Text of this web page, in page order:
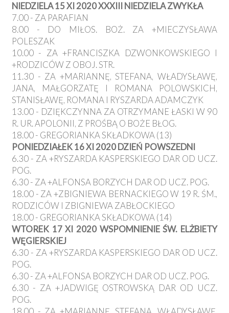
NIEDZIELA 15 XI 2020 XXXIII NIEDZIELA ZWYKŁA
7.00 - ZA PARAFIAN
8.00 - DO MIŁOS. BOŻ. ZA +MIECZYSŁAWA
POLESZAK
10.00 - ZA +FRANCISZKA DZWONKOWSKIEGO I
+RODZICÓW Z OBOJ. STR.
11.30 - ZA +MARIANNĘ, STEFANA, WŁADYSŁAWĘ,
JANA, MAŁGORZATĘ I ROMANA POLOWSKICH,
STANISŁAWĘ, ROMANA I RYSZARDA ADAMCZYK
13.00 - DZIĘKCZYNNA ZA OTRZYMANE ŁASKI W 90
R. UR. APOLONII, Z PROŚBĄ O BOŻE BŁOG.
18.00 - GREGORIANKA SKŁADKOWA (13)
PONIEDZIAŁEK 16 XI 2020 DZIEŃ POWSZEDNI
6.30 - ZA +RYSZARDA KASPERSKIEGO DAR OD UCZ.
POG.
6.30 - ZA +ALFONSA BORZYCH DAR OD UCZ. POG.
18.00 - ZA +ZBIGNIEWA BERNACKIEGO W 19 R. ŚM.,
RODZICÓW I ZBIGNIEWA ZABŁOCKIEGO
18.00 - GREGORIANKA SKŁADKOWA (14)
WTOREK 17 XI 2020 WSPOMNIENIE ŚW. ELŻBIETY
WĘGIERSKIEJ
6.30 - ZA +RYSZARDA KASPERSKIEGO DAR OD UCZ.
POG.
6.30 - ZA +ALFONSA BORZYCH DAR OD UCZ. POG.
6.30 - ZA +JADWIGĘ OSTROWSKĄ DAR OD UCZ.
POG.